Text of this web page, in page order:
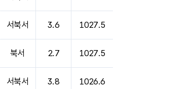
서북서 3.6 1027.5
북서 2.7 1027.5
서북서 3.8 1026.6